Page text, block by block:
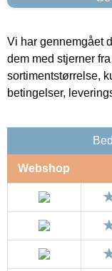
Vi har gennemgået
dem med stjerner
sortimentstørrelse,
betingelser,
Webshop